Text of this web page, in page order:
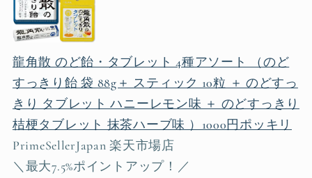
龍角散 のど飴・タブレット 4種アソート （のど
すっきり飴 袋 88g＋ スティック 10粒 ＋ のどすっ
きり タブレット ハニーレモン味 ＋ のどすっきり
桔梗タブレット 抹茶ハーブ味 ）1000円ポッキリ
PrimeSellerJapan 楽天市場店
＼最大7.5%ポイントアップ！／